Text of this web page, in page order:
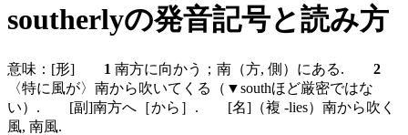
southerlyの発音記号と読み方
意味： [形] 1 南方に向かう；南（方, 側）にある. 2
〈特に風が〉南から吹いてくる（▼southほど厳密ではな
い）. [副]南方へ［から］. [名] （複 -lies）南から吹く
風, 南風.